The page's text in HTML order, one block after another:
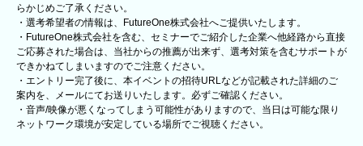
らかじめご了承ください。
・選考希望者の情報は、FutureOne株式会社へご提供いたします。
・FutureOne株式会社を含む、セミナーでご紹介した企業へ他経路から直接
ご応募された場合は、当社からの推薦が出来ず、選考対策を含むサポートが
できかねてしまいますのでご注意ください。
・エントリー完了後に、本イベントの招待URLなどが記載された詳細のご
案内を、メールにてお送りいたします。必ずご確認ください。
・音声/映像が悪くなってしまう可能性がありますので、当日は可能な限り
ネットワーク環境が安定している場所でご視聴ください。